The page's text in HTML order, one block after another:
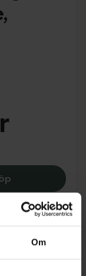
Om
Assura 2-dels